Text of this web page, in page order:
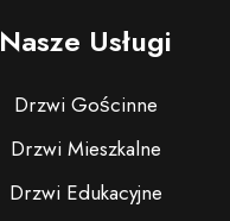
Nasze Usługi
Drzwi Gościnne
Drzwi Mieszkalne
Drzwi Edukacyjne